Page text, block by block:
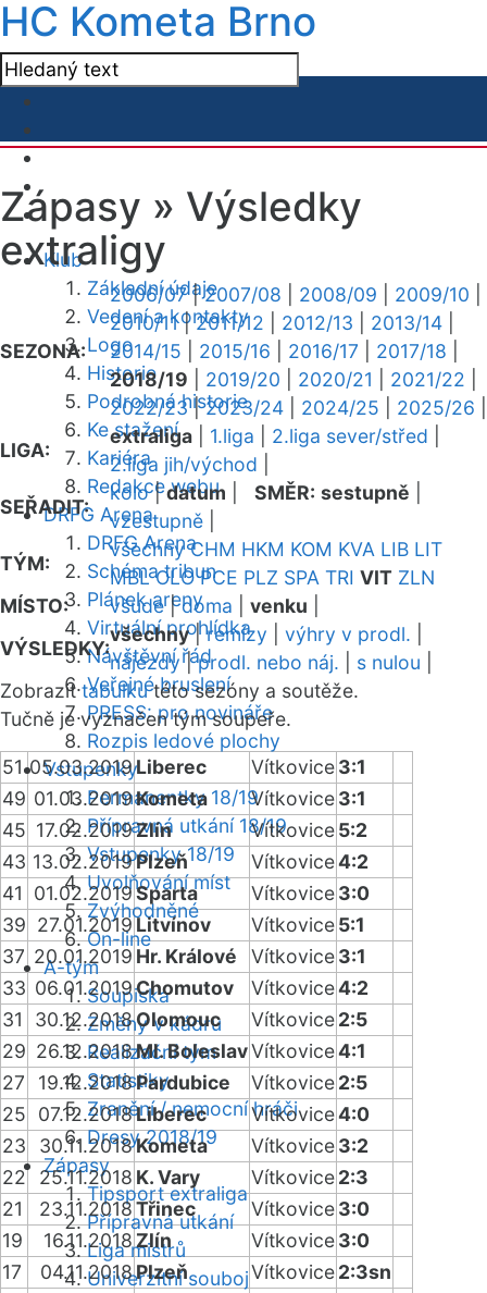
HC Kometa Brno
Klub
Základní údaje
Vedení a kontakty
Logo
Historie
Podrobná historie
Ke stažení
Kariéra
Redakce webu
DRFG Arena
DRFG Arena
Schéma tribun
Plánek areny
Virtuální prohlídka
Návštěvní řád
Veřejné bruslení
PRESS: pro novináře
Rozpis ledové plochy
Vstupenky
Permanentky 18/19
Přípravná utkání 18/19
Vstupenky 18/19
Uvolňování míst
Zvýhodněné
On-line
A-tým
Soupiska
Změny v kádru
Realizační tým
Statistiky
Zranění / nemocní hráči
Dresy 2018/19
Zápasy
Tipsport extraliga
Přípravná utkání
Liga mistrů
Univerzitní souboj
Zápasy » Výsledky
extraligy
SEZONA:
2006/07|2007/08 2008/09 2009/10
2010/11|2011/12 2012/13 2013/14
2014/15
2015/16 2016/17 2017/18
2018/19
2019/20 2020/21 2021/22
2022/23|2023/24 2024/25 2025/26
LIGA:
extraliga 1.liga 2.liga sever/střed
2.liga jih/východ
SEŘADIT:
kolo|datum SMĚR: sestupně
vzestupně
TÝM:
všechny CHM HKM KOM KVA LIB LIT
MBL OLO PCE PLZ SPA TRI VIT ZLN
MÍSTO:
všude|doma venku
VÝSLEDKY:
všechny|remízy výhry v prodl.
nájezdy|prodl. nebo náj. s nulou
Zobrazittabulkutéto sezóny a soutěže.
Tučně je vyznačen tým soupeře.
51 05.03.2019Liberec Vítkovice3:1
49 01.03.2019Kometa Vítkovice3:1
45 17.02.2019Zlín Vítkovice5:2
43 13.02.2019Plzeň Vítkovice4:2
41
01.02.2019Sparta Vítkovice3:0
39 27.01.2019Litvínov Vítkovice5:1
37 20.01.2019 Hr. Králové Vítkovice3:1
33 06.01.2019Chomutov Vítkovice4:2
31
30.12.2018Olomouc Vítkovice2:5
29 26.12.2018Ml. BoleslavVítkovice4:1
27
19.12.2018Pardubice Vítkovice2:5
25
07.12.2018Liberec Vítkovice4:0
23
30.11.2018Kometa Vítkovice3:2
22
25.11.2018 K. Vary Vítkovice2:3
21
23.11.2018Třinec Vítkovice3:0
19
16.11.2018 Zlín Vítkovice3:0
17
04.11.2018Plzeň Vítkovice2:3sn